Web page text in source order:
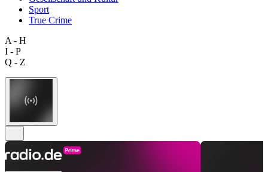
Sport
True Crime
A - H
I - P
Q - Z